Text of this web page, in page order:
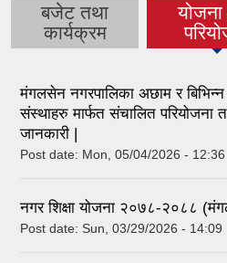
बजेट तथा
कार्यक्रम
मंगलसेन नगरपालिका अछाम र
संस्थाहरु मार्फत संचालित परियोजना
जानकारी |
Post date: Mon, 05/04/2026 - 12:36
नगर शिक्षा योजना २०७८-२०८८
Post date: Sun, 03/29/2026 - 14:09